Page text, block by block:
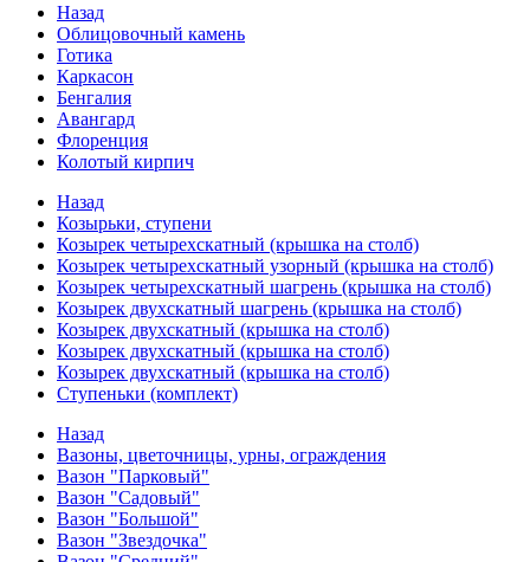
Назад
Облицовочный камень
Готика
Каркасон
Бенгалия
Авангард
Флоренция
Колотый кирпич
Назад
Козырьки, ступени
Козырек четырехскатный (крышка на столб)
Козырек четырехскатный узорный (крышка на столб)
Козырек четырехскатный шагрень (крышка на столб)
Козырек двухскатный шагрень (крышка на столб)
Козырек двухскатный (крышка на столб)
Козырек двухскатный (крышка на столб)
Козырек двухскатный (крышка на столб)
Ступеньки (комплект)
Назад
Вазоны, цветочницы, урны, ограждения
Вазон "Парковый"
Вазон "Садовый"
Вазон "Большой"
Вазон "Звездочка"